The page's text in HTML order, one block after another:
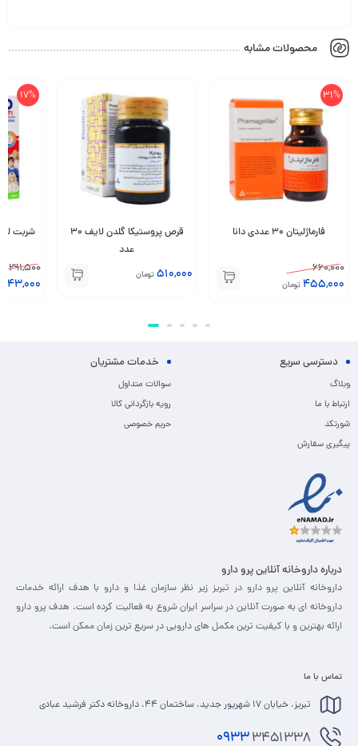
محصولات مشابه
31%
فارماژلیتان 30 عددی دانا
660,000
455,000 تومان
قرص پروستیکا گلدن لایف 30
عدد
510,000تومان
17%
291,500
243,000
دسترسی سریع
وبلاگ
ارتباط با ما
شورتکد
پیگیری سفارش
خدمات مشتریان
سوالات متداول
رویه بازگردانی کالا
حریم خصوصی
درباره داروخانه آنلاین پرو دارو
داروخانه آنلاین پرو دارو در تبریز زیر نظر سازمان غذا و دارو با هدف ارائه خدمات
داروخانه ای به صورت آنلاین در سراسر ایران شروع به فعالیت کرده است. هدف پرو دارو
ارائه بهترین و با کیفیت ترین مکمل های دارویی در سریع ترین زمان ممکن است.
تماس با ما
تبریز، خیابان 17 شهریور جدید، ساختمان 44، داروخانه دکتر فرشید عبادی
09333451338